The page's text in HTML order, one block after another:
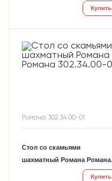
Купить
Романа 302.34.00-01
Стол со скамьями
шахматный Романа Романа
Купить